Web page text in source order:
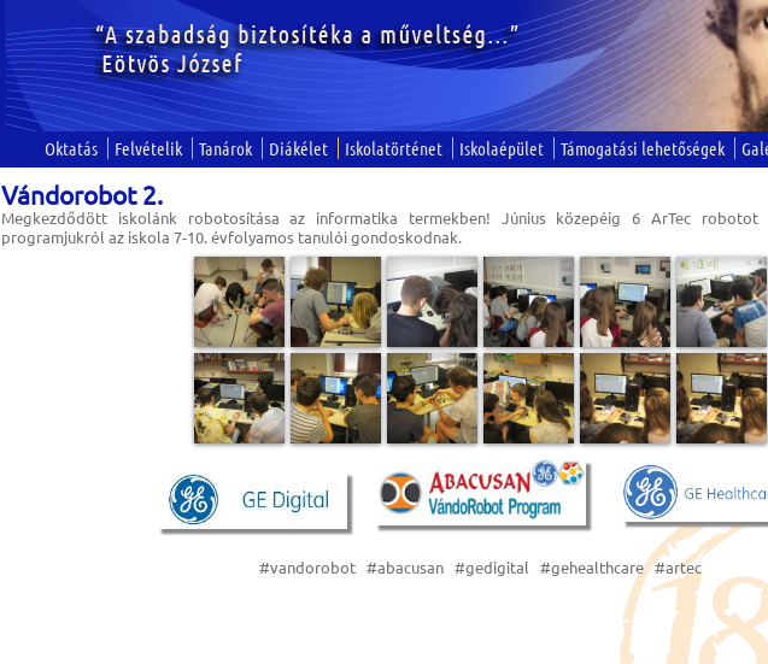
Oktatás Felvételik Tanárok Diákélet Iskolatörténet Iskolaépület Támogatási lehetőségek
Vándorobot 2.
Megkezdődött iskolánk robotosítása az informatika termekben! Június közepéig 6 ArTec robotot
programjukról az iskola 7-10. évfolyamos tanulói gondoskodnak.
#vandorobot #abacusan #gedigital #gehealthcare #artec